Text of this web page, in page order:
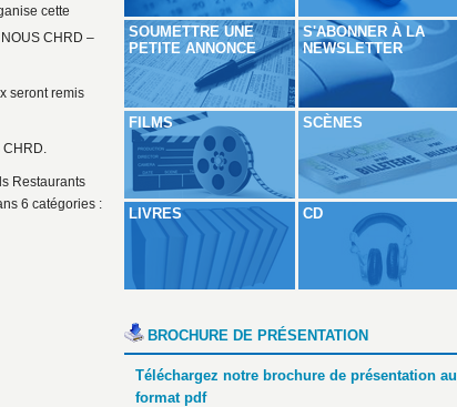
cette
CHRD –
seront remis
CHRD.
Restaurants
6 catégories :
SOUMETTRE UNE
PETITE ANNONCE
S'ABONNER À LA
NEWSLETTER
FILMS SCÈNES
LIVRES CD
BROCHURE DE PRÉSENTATION
Téléchargez notre brochure de présentation au
format pdf